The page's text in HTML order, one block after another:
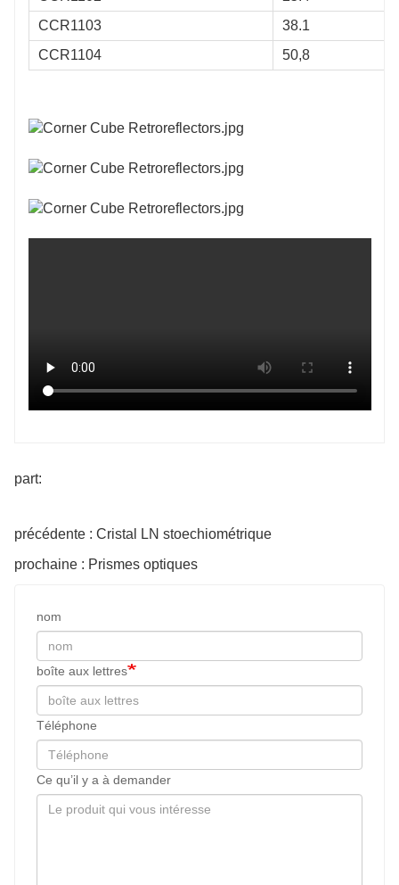
CCR1103
38.1
CCR1104
50,8
part:
précédente : Cristal LN stoechiométrique
prochaine : Prismes optiques
nom
boîte aux lettres
Téléphone
Ce qu’il y a à demander